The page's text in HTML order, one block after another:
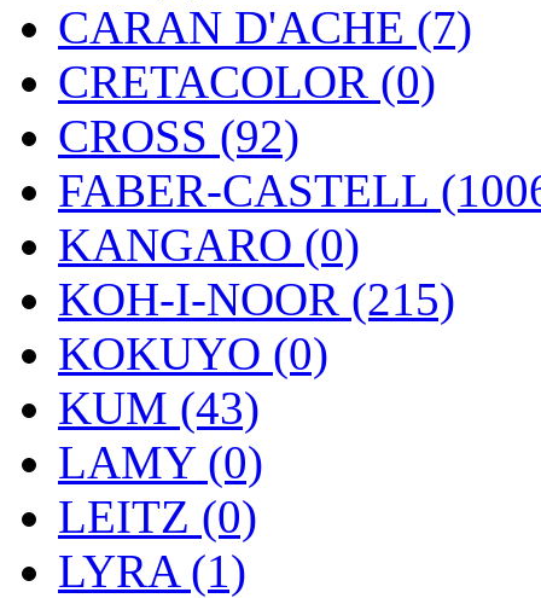
CARAN D'ACHE (7)
CRETACOLOR (0)
CROSS (92)
FABER-CASTELL
KANGARO (0)
KOH-I-NOOR (215)
KOKUYO (0)
KUM (43)
LAMY (0)
LEITZ (0)
LYRA (1)